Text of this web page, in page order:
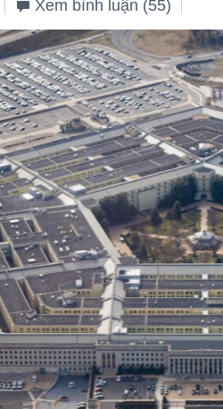
Xem bình luận (55)